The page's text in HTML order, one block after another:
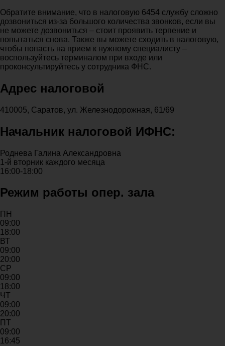
Обратите внимание, что в налоговую 6454 службу сложно
дозвониться из-за большого количества звонков, если вы
не можете дозвониться – стоит проявить терпение и
попытаться снова. Также вы можете сходить в налоговую,
чтобы попасть на прием к нужному специалисту –
воспользуйтесь терминалом при входе или
проконсультируйтесь у сотрудника ФНС.
Адрес налоговой
410005, Саратов, ул. Железнодорожная, 61/69
Начальник налоговой ИФНС:
Роднева Галина Александровна
1-й вторник каждого месяца
16:00-18:00
Режим работы опер. зала
ПН
09:00
18:00
ВТ
09:00
20:00
СР
09:00
18:00
ЧТ
09:00
20:00
ПТ
09:00
16:45